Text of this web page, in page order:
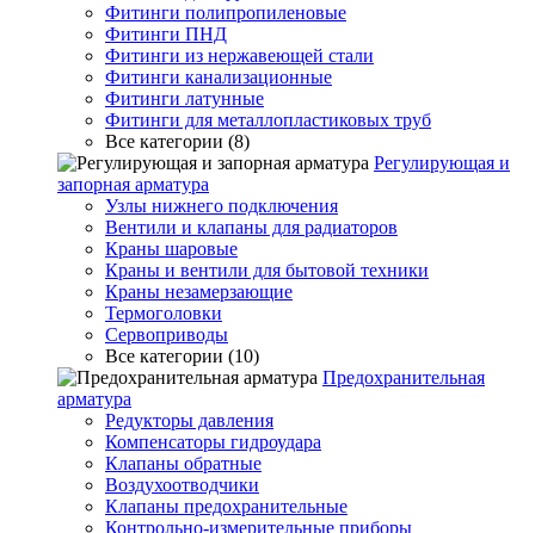
Фитинги полипропиленовые
Фитинги ПНД
Фитинги из нержавеющей стали
Фитинги канализационные
Фитинги латунные
Фитинги для металлопластиковых труб
Все категории (8)
Регулирующая и
запорная арматура
Узлы нижнего подключения
Вентили и клапаны для радиаторов
Краны шаровые
Краны и вентили для бытовой техники
Краны незамерзающие
Термоголовки
Сервоприводы
Все категории (10)
Предохранительная
арматура
Редукторы давления
Компенсаторы гидроудара
Клапаны обратные
Воздухоотводчики
Клапаны предохранительные
Контрольно-измерительные приборы